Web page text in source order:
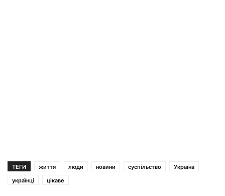
ТЕГИ життя люди новини суспільство
Україна
українці
цікаве